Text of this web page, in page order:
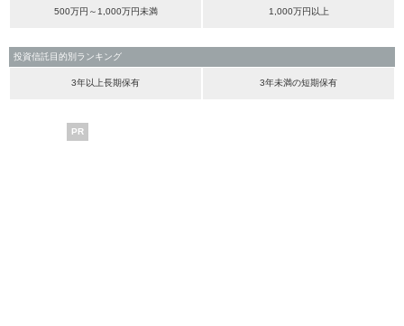
500万円～1,000万円未満 1,000万円以上
投資信託目的別ランキング
3年以上長期保有 3年未満の短期保有
PR